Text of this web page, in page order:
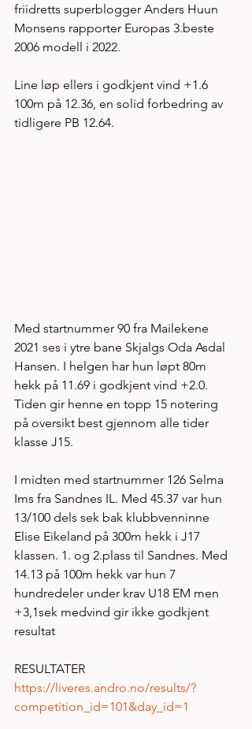
friidretts superblogger Anders Huun
Monsens rapporter Europas 3.beste
2006 modell i 2022.
Line løp ellers i godkjent vind +1.6
100m på 12.36, en solid forbedring av
tidligere PB 12.64.
Med startnummer 90 fra Mailekene
2021 ses i ytre bane Skjalgs Oda Asdal
Hansen. I helgen har hun løpt 80m
hekk på 11.69 i godkjent vind +2.0.
Tiden gir henne en topp 15 notering
på oversikt best gjennom alle tider
klasse J15.
I midten med startnummer 126 Selma
Ims fra Sandnes IL. Med 45.37 var hun
13/100 dels sek bak klubbvenninne
Elise Eikeland på 300m hekk i J17
klassen. 1. og 2.plass til Sandnes. Med
14.13 på 100m hekk var hun 7
hundredeler under krav U18 EM men
+3,1sek medvind gir ikke godkjent
resultat
RESULTATER
https://liveres.andro.no/results/?
competition_id=101&day_id=1